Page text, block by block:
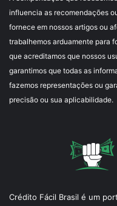
influencia as recomendações
fornece em nossos artigos ou
trabalhemos arduamente para
que acreditamos que nossos
garantimos que todas as
fazemos representações ou
precisão ou sua aplicabilidade.
Crédito Fácil Brasil é um